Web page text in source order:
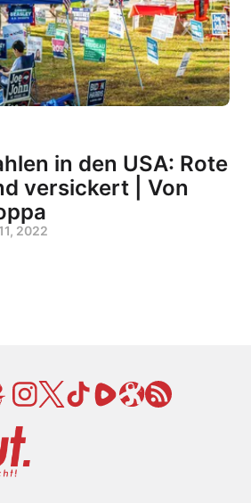
in den USA: Rote
versickert | Von
2022